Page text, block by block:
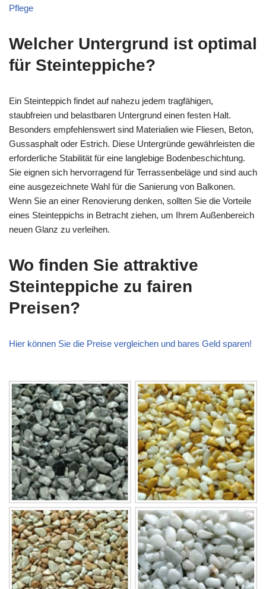
Pflege
Welcher Untergrund ist optimal
für Steinteppiche?
Ein Steinteppich findet auf nahezu jedem tragfähigen,
staubfreien und belastbaren Untergrund einen festen Halt.
Besonders empfehlenswert sind Materialien wie Fliesen, Beton,
Gussasphalt oder Estrich. Diese Untergründe gewährleisten die
erforderliche Stabilität für eine langlebige Bodenbeschichtung.
Sie eignen sich hervorragend für Terrassenbeläge und sind auch
eine ausgezeichnete Wahl für die Sanierung von Balkonen.
Wenn Sie an einer Renovierung denken, sollten Sie die Vorteile
eines Steinteppichs in Betracht ziehen, um Ihrem Außenbereich
neuen Glanz zu verleihen.
Wo finden Sie attraktive
Steinteppiche zu fairen
Preisen?
Hier können Sie die Preise vergleichen und bares Geld sparen!